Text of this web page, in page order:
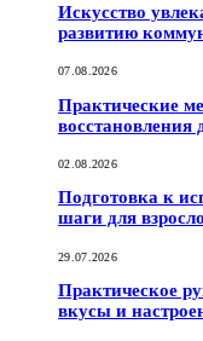
Искусство
развитию
07.08.2026
Практические
восстановления
02.08.2026
Подготовка к
шаги для
29.07.2026
Практическое
вкусы и